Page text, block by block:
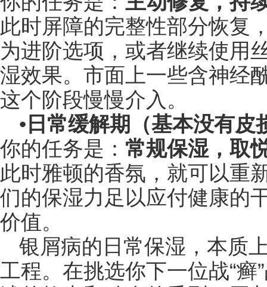
此时屏障的完整性部分恢复
为进阶选项，或者继续使用
湿效果。市面上一些含神经
这个阶段慢慢介入。
• 日常缓解期（基本没有皮
你的任务是： 常规保湿，取
此时雅顿的香氛，就可以重
们的保湿力足以应付健康的
价值。
银屑病的日常保湿，本质
工程。在挑选你下一位战“